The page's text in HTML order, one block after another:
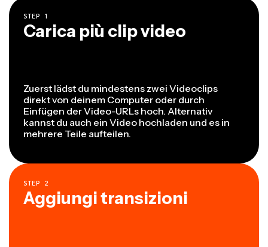
STEP 1
Carica più clip video
Zuerst lädst du mindestens zwei Videoclips
direkt von deinem Computer oder durch
Einfügen der Video-URLs hoch. Alternativ
kannst du auch ein Video hochladen und es in
mehrere Teile aufteilen.
STEP 2
Aggiungi transizioni